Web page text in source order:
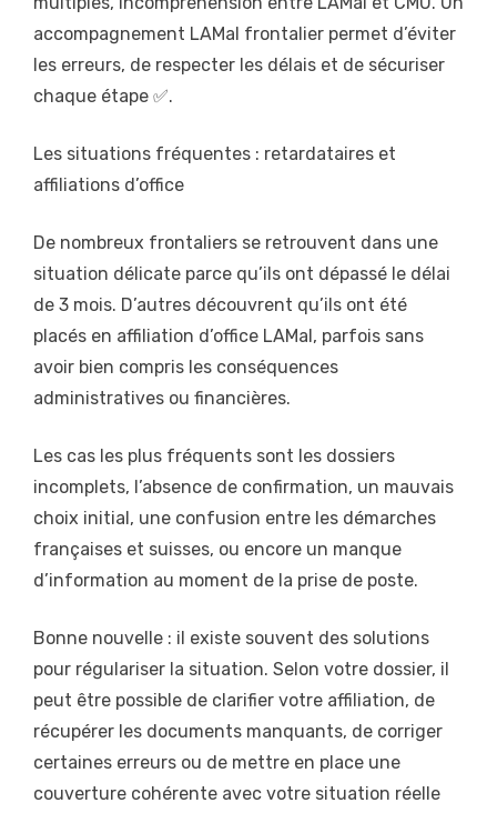
accompagnement LAMal frontalier permet d’éviter
les erreurs, de respecter les délais et de sécuriser
chaque étape ✅.
Les situations fréquentes : retardataires et
affiliations d’office
De nombreux frontaliers se retrouvent dans une
situation délicate parce qu’ils ont dépassé le délai
de 3 mois. D’autres découvrent qu’ils ont été
placés en affiliation d’office LAMal, parfois sans
avoir bien compris les conséquences
administratives ou financières.
Les cas les plus fréquents sont les dossiers
incomplets, l’absence de confirmation, un mauvais
choix initial, une confusion entre les démarches
françaises et suisses, ou encore un manque
d’information au moment de la prise de poste.
Bonne nouvelle : il existe souvent des solutions
pour régulariser la situation. Selon votre dossier, il
peut être possible de clarifier votre affiliation, de
récupérer les documents manquants, de corriger
certaines erreurs ou de mettre en place une
couverture cohérente avec votre situation réelle